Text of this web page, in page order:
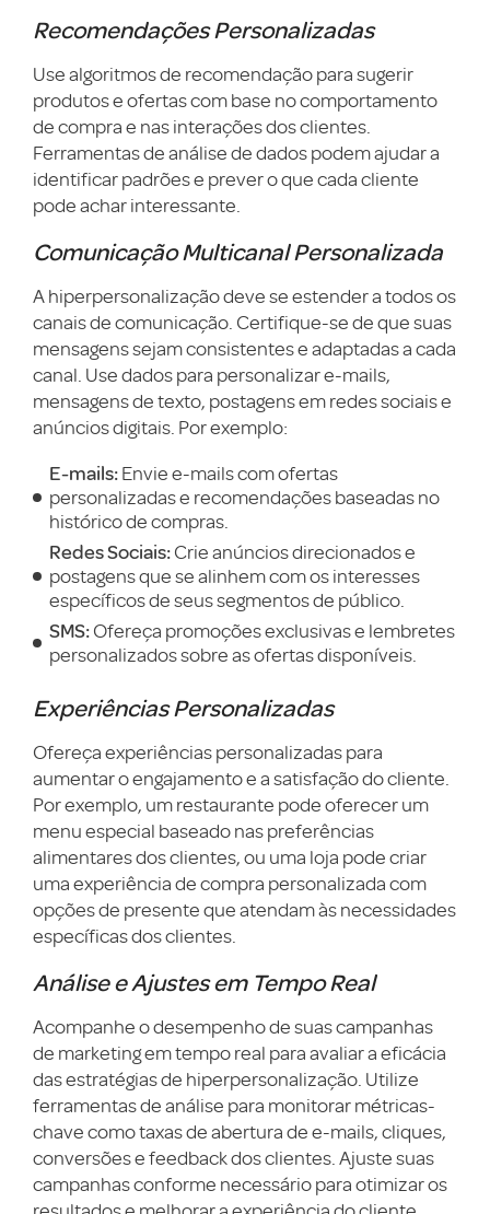
Recomendações Personalizadas
Use algoritmos de recomendação para sugerir
produtos e ofertas com base no comportamento
de compra e nas interações dos clientes.
Ferramentas de análise de dados podem ajudar a
identificar padrões e prever o que cada cliente
pode achar interessante.
Comunicação Multicanal Personalizada
A hiperpersonalização deve se estender a todos os
canais de comunicação. Certifique-se de que suas
mensagens sejam consistentes e adaptadas a cada
canal. Use dados para personalizar e-mails,
mensagens de texto, postagens em redes sociais e
anúncios digitais. Por exemplo:
E-mails: Envie e-mails com ofertas
personalizadas e recomendações baseadas no
histórico de compras.
Redes Sociais: Crie anúncios direcionados e
postagens que se alinhem com os interesses
específicos de seus segmentos de público.
SMS: Ofereça promoções exclusivas e lembretes
personalizados sobre as ofertas disponíveis.
Experiências Personalizadas
Ofereça experiências personalizadas para
aumentar o engajamento e a satisfação do cliente.
Por exemplo, um restaurante pode oferecer um
menu especial baseado nas preferências
alimentares dos clientes, ou uma loja pode criar
uma experiência de compra personalizada com
opções de presente que atendam às necessidades
específicas dos clientes.
Análise e Ajustes em Tempo Real
Acompanhe o desempenho de suas campanhas
de marketing em tempo real para avaliar a eficácia
das estratégias de hiperpersonalização. Utilize
ferramentas de análise para monitorar métricas-
chave como taxas de abertura de e-mails, cliques,
conversões e feedback dos clientes. Ajuste suas
campanhas conforme necessário para otimizar os